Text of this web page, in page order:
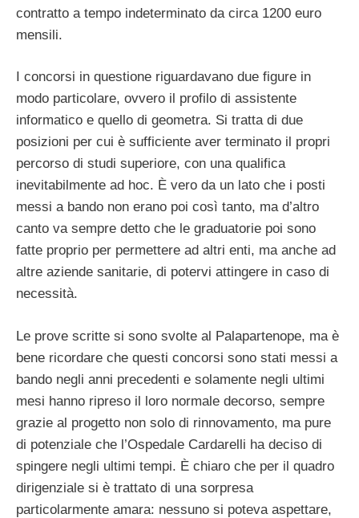
contratto a tempo indeterminato da circa 1200 euro
mensili.
I concorsi in questione riguardavano due figure in
modo particolare, ovvero il profilo di assistente
informatico e quello di geometra. Si tratta di due
posizioni per cui è sufficiente aver terminato il propri
percorso di studi superiore, con una qualifica
inevitabilmente ad hoc. È vero da un lato che i posti
messi a bando non erano poi così tanto, ma d’altro
canto va sempre detto che le graduatorie poi sono
fatte proprio per permettere ad altri enti, ma anche ad
altre aziende sanitarie, di potervi attingere in caso di
necessità.
Le prove scritte si sono svolte al Palapartenope, ma è
bene ricordare che questi concorsi sono stati messi a
bando negli anni precedenti e solamente negli ultimi
mesi hanno ripreso il loro normale decorso, sempre
grazie al progetto non solo di rinnovamento, ma pure
di potenziale che l’Ospedale Cardarelli ha deciso di
spingere negli ultimi tempi. È chiaro che per il quadro
dirigenziale si è trattato di una sorpresa
particolarmente amara: nessuno si poteva aspettare,